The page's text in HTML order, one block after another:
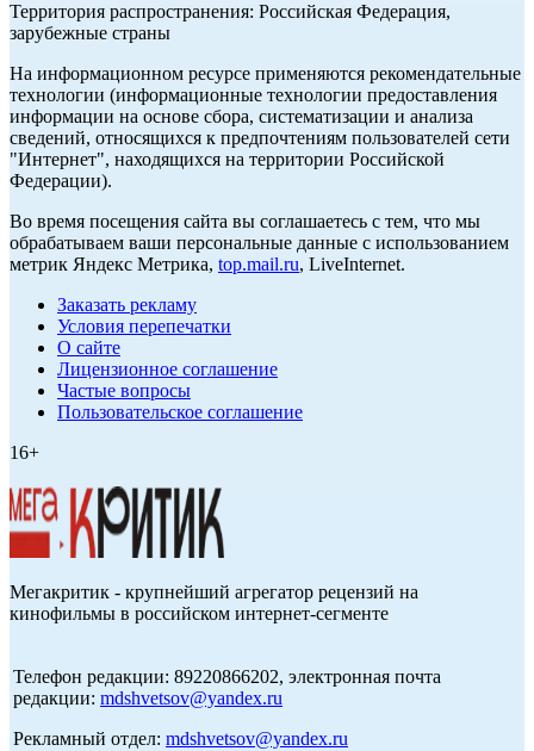
Территория распространения: Российская Федерация,
зарубежные страны
На информационном ресурсе применяются рекомендательные
технологии (информационные технологии предоставления
информации на основе сбора, систематизации и анализа
сведений, относящихся к предпочтениям пользователей сети
"Интернет", находящихся на территории Российской
Федерации).
Во время посещения сайта вы соглашаетесь с тем, что мы
обрабатываем ваши персональные данные с использованием
метрик Яндекс Метрика, top.mail.ru, LiveInternet.
Заказать рекламу
Условия перепечатки
О сайте
Лицензионное соглашение
Частые вопросы
Пользовательское соглашение
16+
Мегакритик - крупнейший агрегатор рецензий на
кинофильмы в российском интернет-сегменте
Телефон редакции: 89220866202, электронная почта
редакции: mdshvetsov@yandex.ru
Рекламный отдел: mdshvetsov@yandex.ru